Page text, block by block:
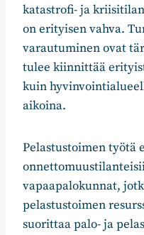
katastrofi- ja
on erityisen vahva.
varautuminen ovat
tulee kiinnittää
kuin
aikoina.
Pelastustoimen työtä
vapaapalokunnat,
pelastustoimen
suorittaa palo- ja